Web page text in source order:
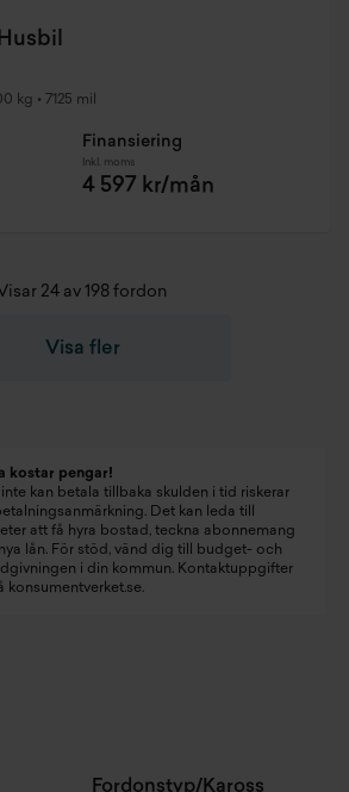
kg • 7125 mil
Finansiering
Inkl. moms
4 597 kr/mån
24 av 198 fordon
Visa fler
kostar pengar!
kan betala tillbaka skulden i tid riskerar
Det kan leda till
att få hyra bostad, teckna abonnemang
lån. För stöd, vänd dig till budget- och
i din kommun. Kontaktuppgifter
konsumentverket.se.
Fordonstyp/Kaross